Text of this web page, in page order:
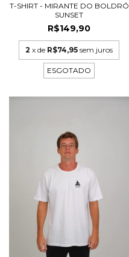
T-SHIRT - MIRANTE DO BOLDRÓ
SUNSET
R$149,90
2 x de R$74,95 sem juros
ESGOTADO